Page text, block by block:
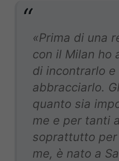
«Prima di una
con il Milan ho
di incontrarlo e
abbracciarlo.
quanto sia
me e per tanti
soprattutto per
me, è nato a